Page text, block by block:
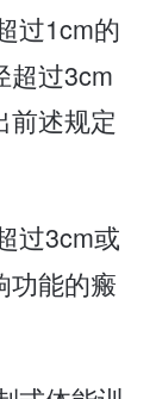
过1cm的
超过3cm
前述规定
过3cm或
功能的瘢